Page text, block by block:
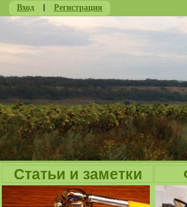
Вход | Регистрация
Статьи и заметки